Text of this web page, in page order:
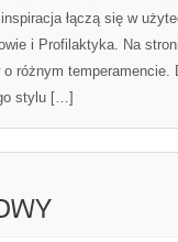
inspiracja łączą się w
i Profilaktyka. Na
różnym
stylu […]